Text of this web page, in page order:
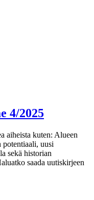
4/2025
aiheista kuten: Alueen
potentiaali, uusi
sekä historian
saada uutiskirjeen